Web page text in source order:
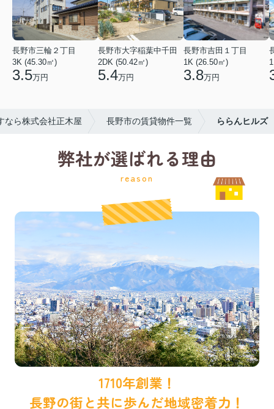
長野市三輪２丁目
3K (45.30㎡)
3.5万円
長野市大字稲葉中千田
2DK (50.42㎡)
5.4万円
長野市吉田１丁目
1K (26.50㎡)
3.8万円
なら株式会社正木屋 長野市の賃貸物件一覧 ららんヒルズ
弊社が選ばれる理由
reason
1710年創業！
長野の街と共に歩んだ地域密着力！